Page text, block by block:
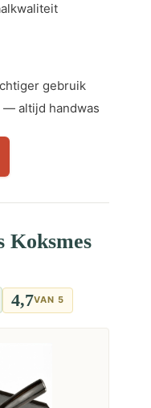
gebruik
— altijd handwas
Koksmes
4,7VAN 5